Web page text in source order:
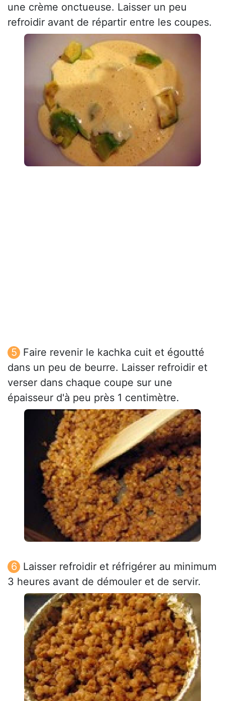
une crème onctueuse. Laisser un peu
refroidir avant de répartir entre les coupes.
Faire revenir le kachka cuit et égoutté
dans un peu de beurre. Laisser refroidir et
verser dans chaque coupe sur une
épaisseur d'à peu près 1 centimètre.
Laisser refroidir et réfrigérer au minimum
3 heures avant de démouler et de servir.